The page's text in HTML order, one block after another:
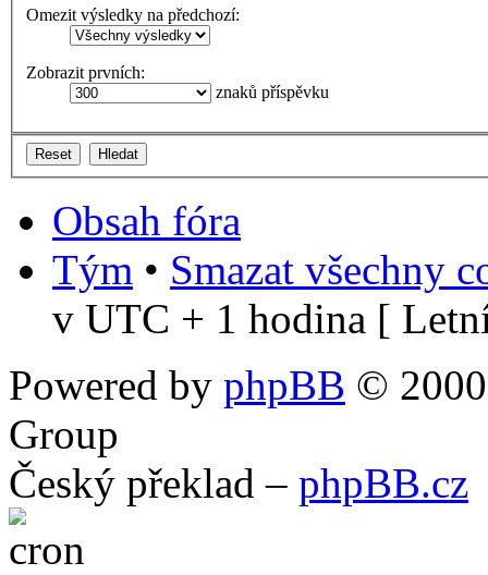
Omezit výsledky na předchozí:
Zobrazit prvních:
znaků příspěvku
Obsah fóra
Tým • Smazat všechny
v UTC + 1 hodina [
Powered by phpBB ©
Group
Český překlad – phpBB.cz